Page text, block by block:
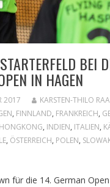
BEI
IN HAGEN
2017
KARSTEN-THILO
, FINNLAND, FRANKREICH,
HONGKONG, INDIEN, ITALIEN,
, ÖSTERREICH, POLEN,
für die 14. German